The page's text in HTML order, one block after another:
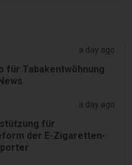
a day ago
für Tabakentwöhnung
a day ago
für
der E-Zigaretten-